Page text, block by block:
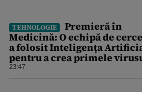
TEHNOLOGIE
Premieră în
Medicină: O echipă de
a folosit Inteligența
pentru a crea primele
sintetice la tratarea de E.coli
23:47